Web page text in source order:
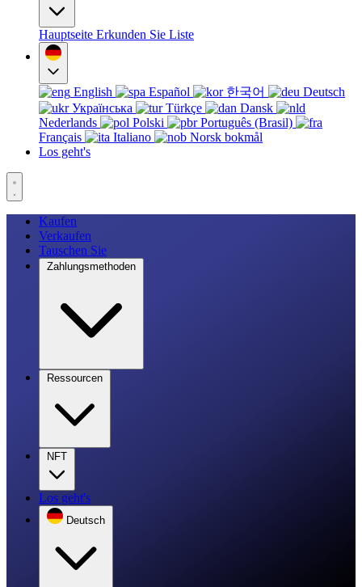
Hauptseite Erkunden Sie Liste
English Español 한국어
Deutsch
Українська
Türkçe
Dansk
Nederlands
Polski
Português (Brasil)
Français
Italiano
Norsk bokmål
Los geht's
Kaufen
Verkaufen
Tauschen Sie
Zahlungsmethoden
Ressourcen
NFT
Los geht's
Deutsch